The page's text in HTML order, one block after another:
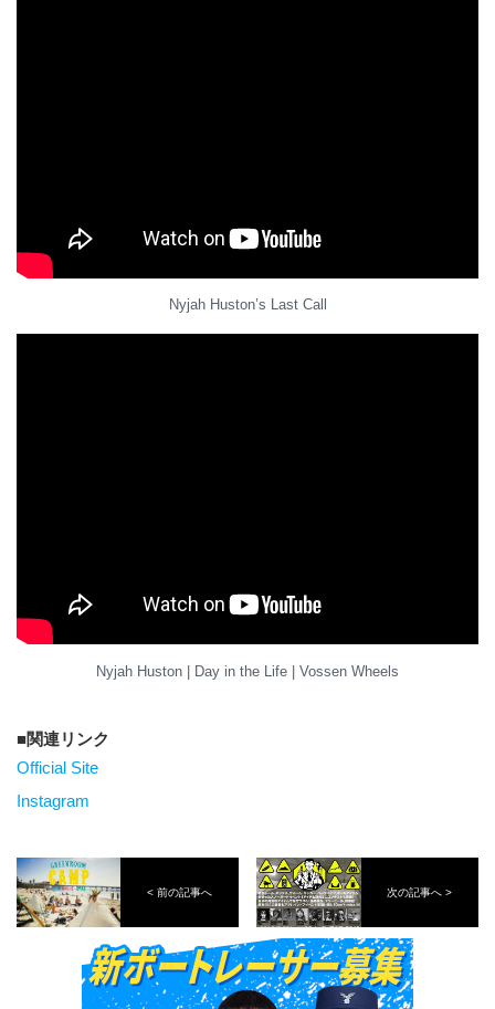
Nyjah Huston’s Last Call
Nyjah Huston | Day in the Life | Vossen Wheels
関連リンク
Official Site
Instagram
< 前の記事へ 次の記事へ >